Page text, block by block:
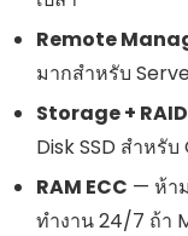
Remote
มากสำหรับ
Storage + RAID
Disk SSD สำหรั
RAM ECC — ห้า
ทำงาน 24/7 ถ้า